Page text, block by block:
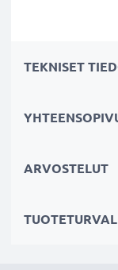
tietokoneelle
portti. Yhdessä
Laadukas
TEKNISET
ARVOSTELUT